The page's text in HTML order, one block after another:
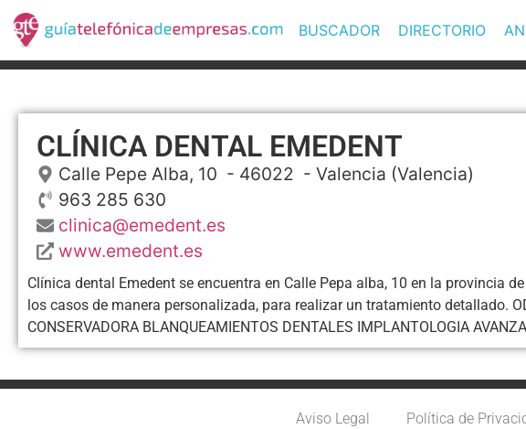
BUSCADOR DIRECTORIO
CLÍNICA DENTAL EMEDENT
Calle Pepe Alba, 10 - 46022 -Valencia (Valencia)
963 285 630
clinica@emedent.es
www.emedent.es
Clínica dental Emedent se encuentra en Calle Pepa alba, 10 en la provincia
los casos de manera personalizada, para realizar un tratamiento detallado.
CONSERVADORA BLANQUEAMIENTOS DENTALES IMPLANTOLOGIA
Aviso Legal Política de